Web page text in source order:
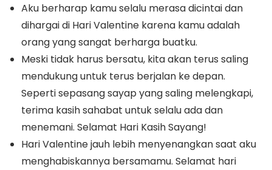
Aku berharap kamu selalu merasa dicintai dan
dihargai di Hari Valentine karena kamu adalah
orang yang sangat berharga buatku.
Meski tidak harus bersatu, kita akan terus saling
mendukung untuk terus berjalan ke depan.
Seperti sepasang sayap yang saling melengkapi,
terima kasih sahabat untuk selalu ada dan
menemani. Selamat Hari Kasih Sayang!
Hari Valentine jauh lebih menyenangkan saat aku
menghabiskannya bersamamu. Selamat hari